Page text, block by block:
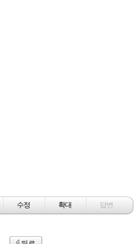
수정 확대 답변